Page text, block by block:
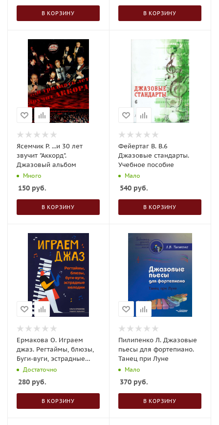
В КОРЗИНУ В КОРЗИНУ
Ясемчик Р. ...и 30 лет
звучит "Аккорд".
Джазовый альбом
Много
150 руб.
В КОРЗИНУ
Фейертаг В. В.6
Джазовые стандарты.
Учебное пособие
Мало
540 руб.
В КОРЗИНУ
Ермакова О. Играем
джаз. Регтаймы, блюзы,
Буги-вуги, эстрадные
мелодии
Достаточно
280 руб.
В КОРЗИНУ
Пилипенко Л. Джазовые
пьесы для фортепиано.
Танец при Луне
Мало
370 руб.
В КОРЗИНУ